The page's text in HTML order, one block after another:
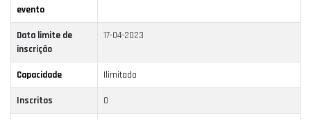
evento
Data limite de
inscrição
17-04-2023
Capacidade Ilimitado
Inscritos 0